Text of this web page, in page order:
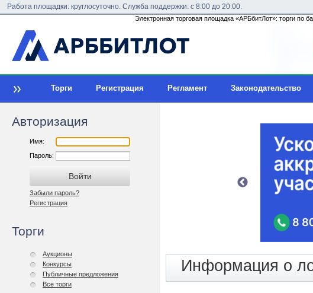
Работа площадки: круглосуточно. Служба поддержки: с 8:00 до 20:00.
Электронная торговая площадка «АРБбитЛот»: торги по
Торги Регистрация Регламент Законодательство
Авторизация
Имя:
Пароль:
Забыли пароль?
Регистрация
Торги
Аукционы
Конкурсы
Публичные предложения
Все торги
Информация о